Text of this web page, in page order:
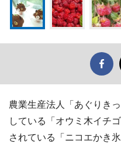
農業生産法人「あぐりき
している「オウミ木イチ
されている「ニコエかき